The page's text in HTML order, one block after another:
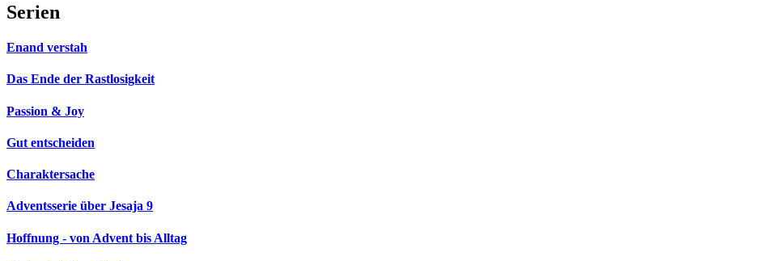
Serien
Enand verstah
Das Ende der Rastlosigkeit
Passion & Joy
Gut entscheiden
Charaktersache
Adventsserie über Jesaja 9
Hoffnung - von Advent bis Alltag